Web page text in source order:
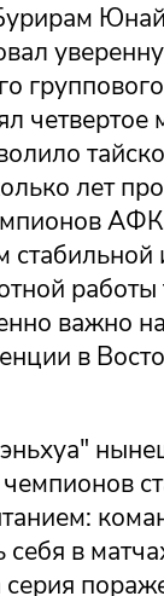
четвертое
лет
стабильной
работы
важно
в
себя в